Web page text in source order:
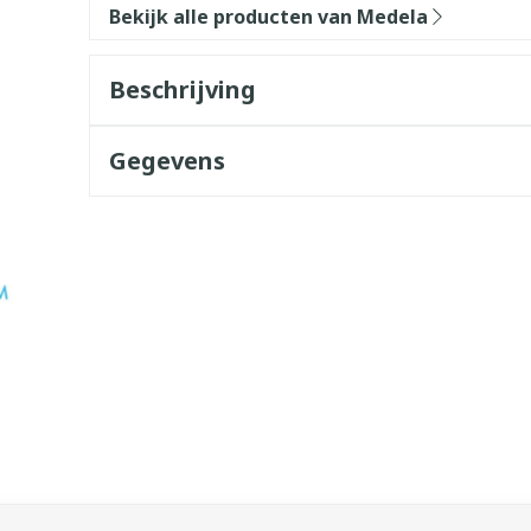
Bekijk alle producten van Medela
Beschrijving
Gegevens